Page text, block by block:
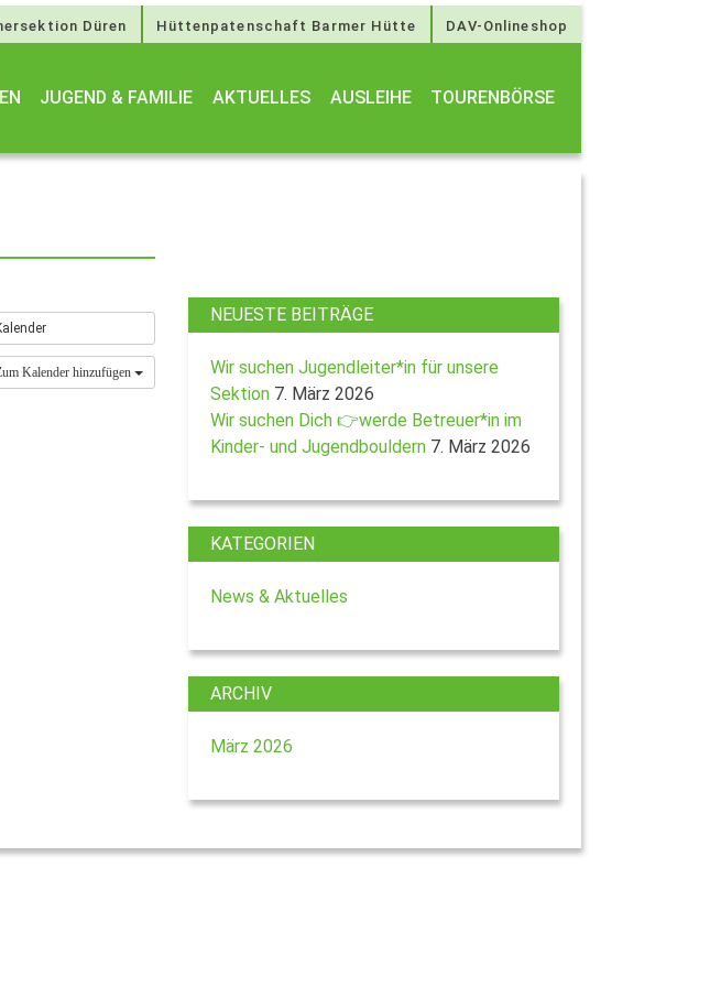
Düren Hüttenpatenschaft Barmer Hütte DAV-Onlineshop
JUGEND & FAMILIE AKTUELLES AUSLEIHE TOURENBÖRSE
Kalender hinzufügen
NEUESTE BEITRÄGE
Wir suchen Jugendleiter*in für unsere
Sektion 7. März 2026
Wir suchen Dich 👉werde Betreuer*in im
Kinder- und Jugendbouldern 7. März 2026
KATEGORIEN
News & Aktuelles
ARCHIV
März 2026